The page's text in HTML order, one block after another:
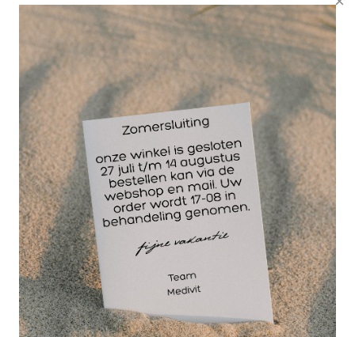
herstelproces voor patiënten met blessures, spier-
of gewrichtsproblemen. Door de knieën in een licht
gebogen positie te ondersteunen, helpt dit product
de spieren te ontspannen en zorgt het voor een
juiste uitlijning van het lichaam tijdens
therapeutische oefeningen. Dit resulteert in een
verminderde druk op de gewrichten en een betere
bloedcirculatie, wat cruciaal is voor een snel
herstel.
Evenzo is de knie rol van onschatbare waarde in
massagepraktijken. Als een therapeutische tool
maakt het de massage-ervaring van de klant
aangenamer en effectiever. Door de benen in een
licht verhoogde positie te plaatsen, wordt de
bloedstroom verbeterd, wat bijdraagt ​​aan een
betere ontspanning van de spieren en een diepere